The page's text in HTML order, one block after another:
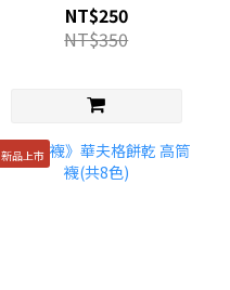
NT$250
NT$350
新品上市